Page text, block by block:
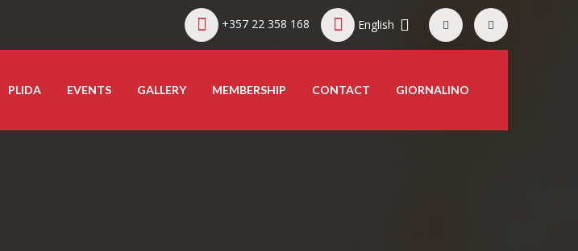
+357 22 358 168 English
PLIDA EVENTS GALLERY MEMBERSHIP CONTACT GIORNALINO